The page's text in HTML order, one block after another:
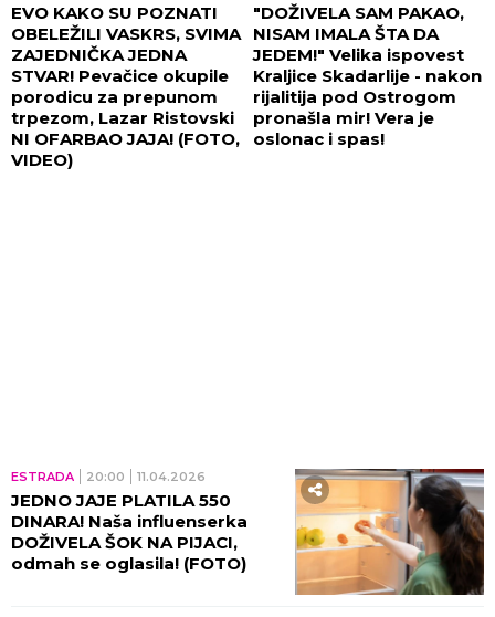
EVO KAKO SU POZNATI
OBELEŽILI VASKRS, SVIMA
ZAJEDNIČKA JEDNA
STVAR! Pevačice okupile
porodicu za prepunom
trpezom, Lazar Ristovski
NI OFARBAO JAJA! (FOTO,
VIDEO)
"DOŽIVELA SAM PAKAO,
NISAM IMALA ŠTA DA
JEDEM!" Velika ispovest
Kraljice Skadarlije - nakon
rijalitija pod Ostrogom
pronašla mir! Vera je
oslonac i spas!
ESTRADA 20:00 11.04.2026
JEDNO JAJE PLATILA 550
DINARA! Naša influenserka
DOŽIVELA ŠOK NA PIJACI,
odmah se oglasila! (FOTO)